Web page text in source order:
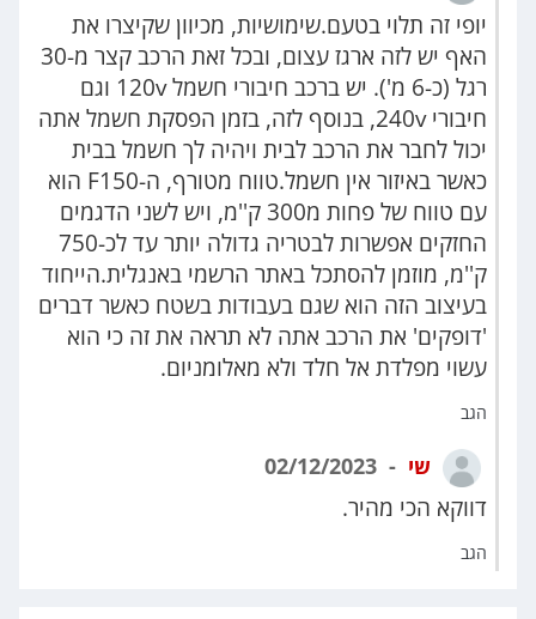
יופי זה תלוי בטעם.שימושיות, מכיוון שקיצרו את
האף יש לזה ארגז עצום, ובכל זאת הרכב קצר מ-30
רגל (כ-6 מ'). יש ברכב חיבורי חשמל 120v וגם
חיבורי 240v, בנוסף לזה, בזמן הפסקת חשמל אתה
יכול לחבר את הרכב לבית ויהיה לך חשמל בבית
כאשר באיזור אין חשמל.טווח מטורף, ה-F150 הוא
עם טווח של פחות מ300 ק''מ, ויש לשני הדגמים
החזקים אפשרות לבטריה גדולה יותר עד לכ-750
ק''מ, מוזמן להסתכל באתר הרשמי באנגלית.הייחוד
בעיצוב הזה הוא שגם בעבודות בשטח כאשר דברים
'דופקים' את הרכב אתה לא תראה את זה כי הוא
עשוי מפלדת אל חלד ולא מאלומניום.
הגב
שי
דווקא הכי מהיר.
הגב